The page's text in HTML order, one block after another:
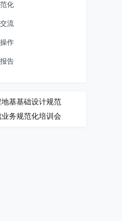
化
流
作
告
基基础设计规范
务规范化培训会